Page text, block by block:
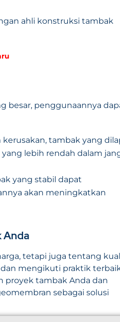
ahli konstruksi tambak
besar, penggunaannya
tambak yang
lebih rendah dalam
yang stabil dapat
akan meningkatkan
Anda
tetapi juga tentang
mengikuti praktik
proyek tambak Anda dan
sebagai solusi